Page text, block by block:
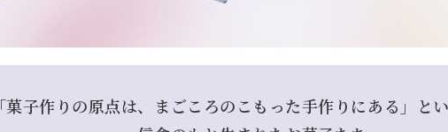
「菓子作りの原点は、
まごころのこもった手作りにある」と